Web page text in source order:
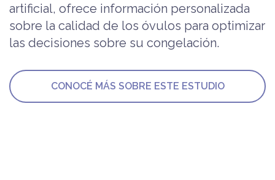
artificial, ofrece información personalizada
sobre la calidad de los óvulos para optimizar
las decisiones sobre su congelación.
CONOCÉ MÁS SOBRE ESTE ESTUDIO